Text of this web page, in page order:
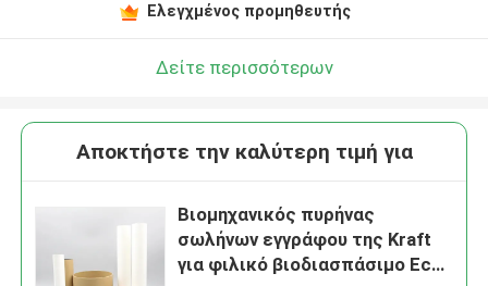
Ελεγχμένος προμηθευτής
Δείτε περισσότερων
Αποκτήστε την καλύτερη τιμή για
Βιομηχανικός πυρήνας
σωλήνων εγγράφου της Kraft
για φιλικό βιοδιασπάσιμο Eco